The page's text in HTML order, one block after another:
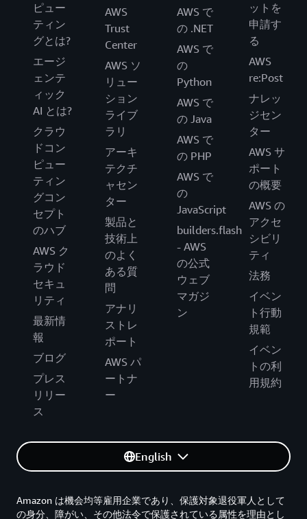
ピュー
ティン
グとは?
エージ
ェンテ
ィック
AI とは?
クラウ
ドコン
ピュー
ティン
グコン
セプト
のハブ
AWS ク
ラウド
セキュ
リティ
最新情
報
ブログ
プレス
リリー
ス
AWS
Trust
Center
AWS ソ
リュー
ション
ライブ
ラリ
アーキ
テクチ
ャセン
ター
製品と
技術上
のよく
ある質
問
アナリ
ストレ
ポート
AWS パ
ートナ
ー
AWS で
の .NET
AWS で
の
Python
AWS で
の Java
AWS で
の PHP
AWS で
の
JavaScript
builders.flash
- AWS
の公式
ウェブ
マガジ
ン
ットを
申請す
る
AWS
re:Post
ナレッ
ジセン
ター
AWS サ
ポート
の概要
AWS の
アクセ
シビリ
ティ
法務
イベン
ト行動
規範
イベン
トの利
用規約
English
Amazon は機会均等雇用企業であり、保護対象退役軍人として
の身分、障がい、その他法令で保護されている属性を理由とし